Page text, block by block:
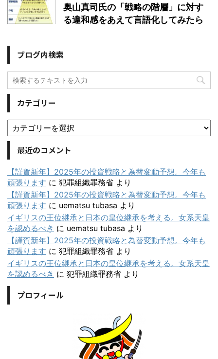
奥山真司氏の「戦略の階層」に対す
る違和感をあえて言語化してみたら
ブログ内検索
カテゴリー
最近のコメント
【謹賀新年】2025年の投資戦略と為替変動予想。今年も
頑張ります に 犯罪組織罪務省 より
【謹賀新年】2025年の投資戦略と為替変動予想。今年も
頑張ります に uematsu tubasa より
イギリスの王位継承と日本の皇位継承を考える。女系天皇
を認めるべき に uematsu tubasa より
【謹賀新年】2025年の投資戦略と為替変動予想。今年も
頑張ります に 犯罪組織罪務省 より
イギリスの王位継承と日本の皇位継承を考える。女系天皇
を認めるべき に 犯罪組織罪務省 より
プロフィール